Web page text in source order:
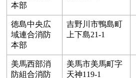
本部
徳島中央広
域連合消防
本部
吉野川市鴨島町
上下島21-1
美馬西部消
防組合消防
美馬市美馬町字
天神119-1